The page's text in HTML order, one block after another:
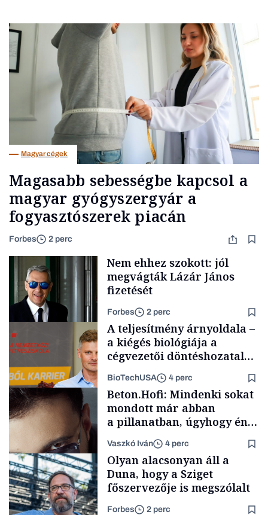
Magyar cégek
Magasabb sebességbe kapcsol a
magyar gyógyszergyár a
fogyasztószerek piacán
Forbes 2 perc
Politika
Nem ehhez szokott: jól
megvágták Lázár János
fizetését
Forbes 2 perc
Content Lab HUB
A teljesítmény árnyoldala –
a kiégés biológiája a
cégvezetői döntéshozatal
BioTechUSA 4 perc
Beton.Hofi: Mindenki sokat
mondott már abban
a pillanatban, úgyhogy én
gondolataimat akartam
kimondani
Vaszkó Iván 4 perc
Olyan alacsonyan áll a
Duna, hogy a Sziget
főszervezője is megszólalt
Forbes 2 perc